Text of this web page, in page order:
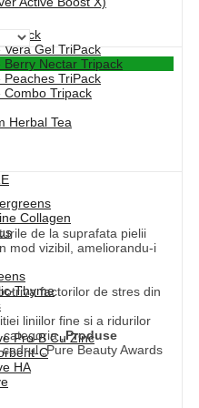
Vera Gel TriPack
Berry Nectar Tripack
Peaches TriPack
Combo Tripack
Herbal Tea
Collagen
Thyme
Pro-B Cu Zinc
C
HA
de la suprafata pielii
mod vizibil, ameliorandu-i
factorilor de stres din
liniilor fine si a ridurilor
„Produse
cadrul „Pure Beauty Awards